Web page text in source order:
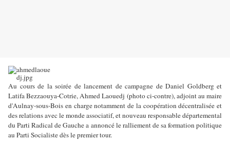
Au cours de la soirée de lancement de campagne de Daniel Goldberg et
Latifa Bezzaouya-Cotrie, Ahmed Laouedj (photo ci-contre), adjoint au maire
d'Aulnay-sous-Bois en charge notamment de la coopération décentralisée et
des relations avec le monde associatif, et nouveau responsable départemental
du Parti Radical de Gauche a annoncé le ralliement de sa formation politique
au Parti Socialiste dès le premier tour.